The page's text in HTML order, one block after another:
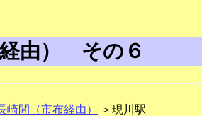
由） その６
間（市布経由） ＞現川駅